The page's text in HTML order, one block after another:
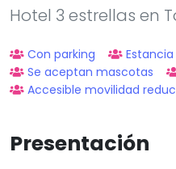
Hotel 3 estrellas en
Con parking
Se aceptan mascotas
Accesible movilidad
Presentación